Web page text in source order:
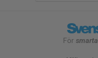
För smarta